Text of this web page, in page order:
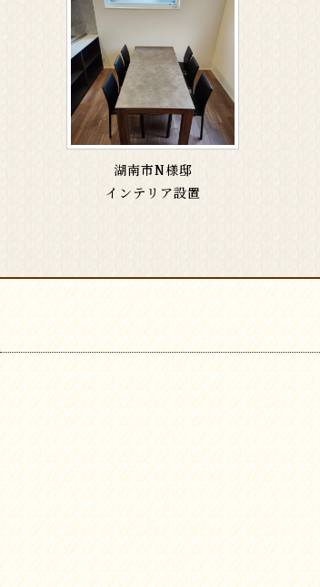
湖南市N様邸
インテリア設置